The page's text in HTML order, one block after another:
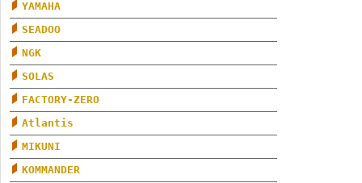
YAMAHA
SEADOO
NGK
SOLAS
FACTORY-ZERO
Atlantis
MIKUNI
KOMMANDER